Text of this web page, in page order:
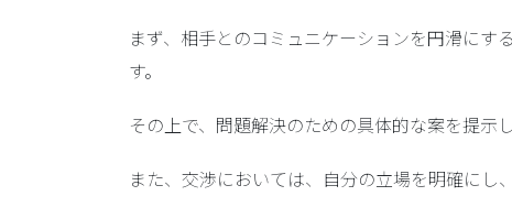
まず、相手とのコミュニケーションを円滑に
す。
その上で、問題解決のための具体的な案を提示
また、交渉においては、自分の立場を明確にし